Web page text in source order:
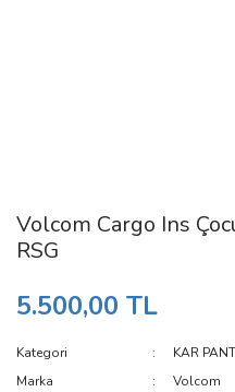
Volcom Cargo Ins
RSG
5.500,00 TL
Kategori
KAR
Marka
Volcom